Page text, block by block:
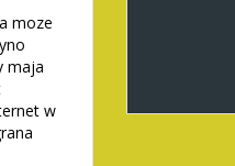
moze
maja
w